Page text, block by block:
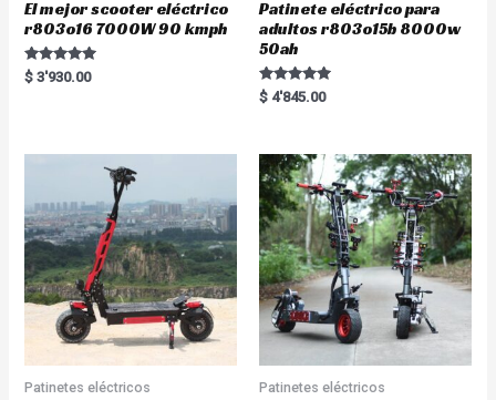
El mejor scooter eléctrico
r803o16 7000W 90 kmph
Rated
5.00
$ 3'930.00
Patinete eléctrico para
adultos r803o15b 8000w
50ah
Rated
5.00
$ 4'845.00
Patinetes eléctricos Patinetes eléctricos